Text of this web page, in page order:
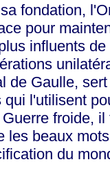
pour
influents
de Gaulle,
qui l'utilisent
froide,
les beaux
du